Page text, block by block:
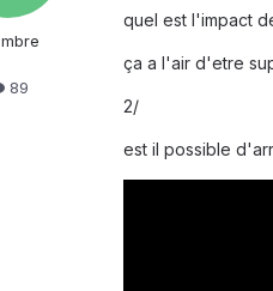
89
quel est l'impact
ça a l'air d'etre
2/
est il possible